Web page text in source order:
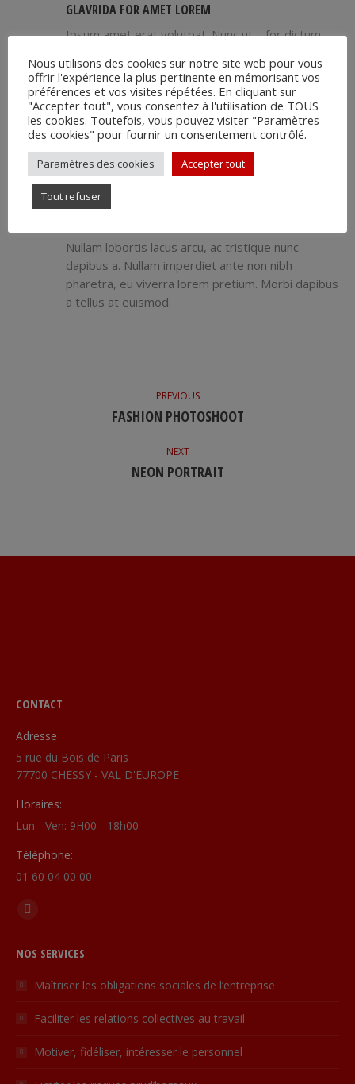
GLAVRIDA FOR AMET LOREM
Ipsum amet erat volutpat. Nunc ut – for dictum
sed semper felis quis vehicula sagittis ipsum nulla.
LOREM AMET DOLOR
Lorem erat volutpat. Nunc ut – for dictum purus
lorem vel ante ac purus sollicitudin dictum id sed
semper felis quis vehicula sagittis ipsum nulla.
Nullam lobortis lacus arcu, ac tristique nunc
dapibus a. Nullam imperdiet ante non nibh
pharetra, eu viverra lorem pretium. Morbi dapibus
a tellus at euismod.
COMMENTAIRE
PREVIOUS
Onglet
FASHION PHOTOSHOOT
NEXT
Projets
NEON PORTRAIT
CONTACT
Adresse
5 rue du Bois de Paris
77700 CHESSY - VAL D'EUROPE
Horaires:
Lun - Ven: 9H00 - 18h00
Téléphone:
01 60 04 00 00
Find us on:
Linkedin
opens
window
NOS SERVICES
Maîtriser les obligations sociales de l’entreprise
Faciliter les relations collectives au travail
Motiver, fidéliser, intéresser le personnel
Nous utilisons des cookies sur notre site web pour vous
offrir l'expérience la plus pertinente en mémorisant vos
préférences et vos visites répétées. En cliquant sur
"Accepter tout", vous consentez à l'utilisation de TOUS
les cookies. Toutefois, vous pouvez visiter "Paramètres
des cookies" pour fournir un consentement contrôlé.
Paramètres des cookies Accepter tout
Tout refuser